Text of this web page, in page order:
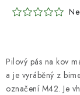
RUČNÍ NÁŘADÍ,
Pilový pás na kov
a je vyráběný z
označení M42. Je